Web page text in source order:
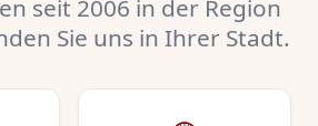
seit 2006 in der Region
Sie uns in Ihrer Stadt.